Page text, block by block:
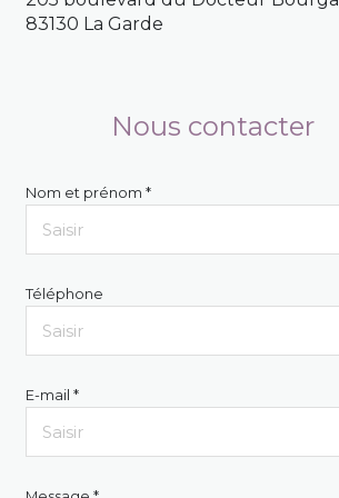
83130 La Garde
Nous contacter
Nom et prénom *
Téléphone
E-mail *